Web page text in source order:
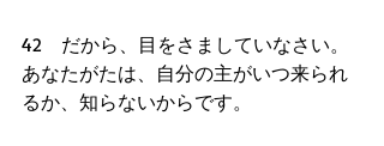
42　だから、目をさましていなさい。
あなたがたは、自分の主がいつ来られ
るか、知らないからです。